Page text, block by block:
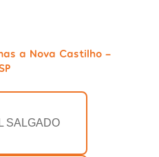
a Nova Castilho -
SALGADO